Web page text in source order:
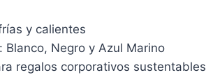
y calientes
Blanco, Negro y Azul Marino
regalos corporativos sustentables